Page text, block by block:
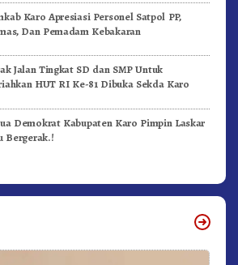
Karo Apresiasi Personel Satpol PP,
Dan Pemadam Kebakaran
Jalan Tingkat SD dan SMP Untuk
HUT RI Ke-81 Dibuka Sekda Karo
Demokrat Kabupaten Karo Pimpin Laskar
Bergerak.!